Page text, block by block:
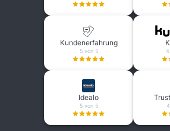
Kundenerfahrung
5 von 5
Idealo
5 von 5